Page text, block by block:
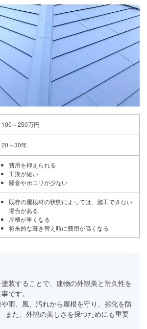
100～250万円
20～30年
費用を抑えられる
工期が短い
騒音やホコリが少ない
既存の屋根材の状態によっては、施工できない
場合がある
屋根が重くなる
将来的な葺き替え時に費用が高くなる
装することで、建物の外観美と耐久性を
です。
雨、風、汚れから屋根を守り、劣化を防
また、外観の美しさを保つためにも重要